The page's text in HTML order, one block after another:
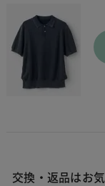
交換・返品はお